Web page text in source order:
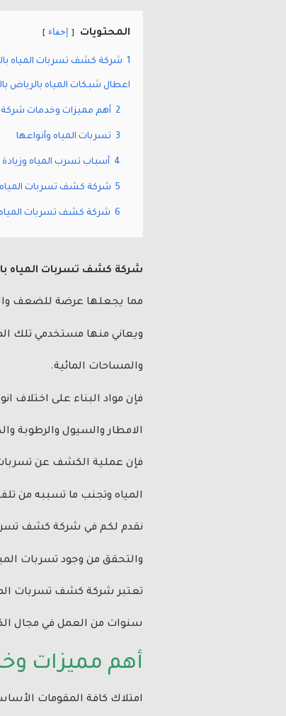
المحتويات إخفاء
1
اعطال شبكات المياه بالرياض
2 أهم مميزات وخدمات شركة
3 تسربات المياه وأنواعها
4 أسباب تسرب المياه وزيادة
5 شركة كشف تسربات المياه
6 شركة كشف تسربات المياه
شركة كشف تسربات المياه
مما يجعلها عرضة للضعف
ويعاني منها مستخدمي تلك
والمساحات المائية.
فإن مواد البناء على اختلاف
الامطار والسيول والرطوبة
فإن عملية الكشف عن تسربات
المياه وتجنب ما تسببه من
نقدم لكم في شركة كشف
والتحقق من وجود تسربات
تعتبر شركة كشف تسربات
سنوات من العمل في مجال
أهم مميزات
امتلاك كافة المقومات